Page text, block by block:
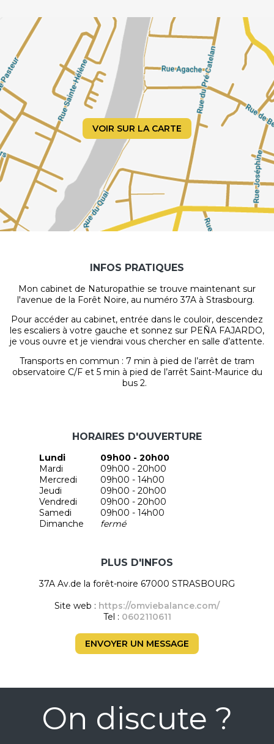
VOIR SUR LA CARTE
INFOS PRATIQUES
Mon cabinet de Naturopathie se trouve maintenant sur
l'avenue de la Forêt Noire, au numéro 37A à Strasbourg.
Pour accéder au cabinet, entrée dans le couloir, descendez
les escaliers à votre gauche et sonnez sur PEÑA FAJARDO,
je vous ouvre et je viendrai vous chercher en salle d’attente.
Transports en commun : 7 min à pied de l’arrêt de tram
observatoire C/F et 5 min à pied de l’arrêt Saint-Maurice du
bus 2.
HORAIRES D'OUVERTURE
Lundi
09h00 - 20h00
Mardi
09h00 - 20h00
Mercredi
09h00 - 14h00
Jeudi
09h00 - 20h00
Vendredi
09h00 - 20h00
Samedi
09h00 - 14h00
Dimanche
fermé
PLUS D'INFOS
37A Av.de la forêt-noire 67000 STRASBOURG
Site web : https://omviebalance.com/
Tel : 0602110611
ENVOYER UN MESSAGE
On discute ?